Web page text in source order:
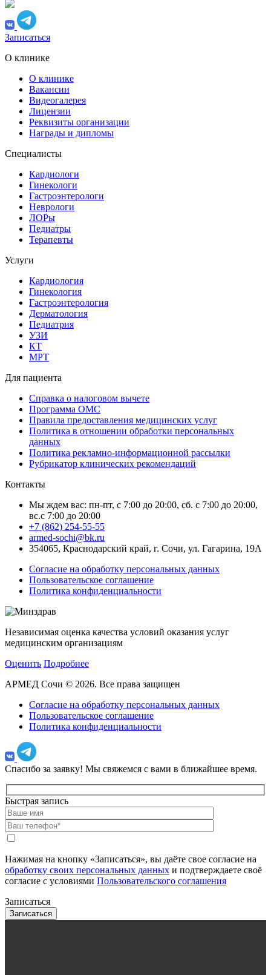
Записаться
О клинике
О клинике
Вакансии
Видеогалерея
Лицензии
Реквизиты организации
Награды и дипломы
Специалисты
Кардиологи
Гинекологи
Гастроэнтерологи
Неврологи
ЛОРы
Педиатры
Терапевты
Услуги
Кардиология
Гинекология
Гастроэнтерология
Дерматология
Педиатрия
УЗИ
КТ
МРТ
Для пациента
Справка о налоговом вычете
Программа ОМС
Правила предоставления медицинских услуг
Политика в отношении обработки персональных
данных
Политика рекламно-информационной рассылки
Рубрикатор клинических рекомендаций
Контакты
Мы ждем вас: пн-пт, с 7:00 до 20:00, сб. с 7:00 до 20:00,
вс.с 7:00 до 20:00
+7 (862) 254-55-55
armed-sochi@bk.ru
354065, Краснодарский край, г. Сочи, ул. Гагарина, 19А
Согласие на обработку персональных данных
Пользовательское соглашение
Политика конфиденциальности
Независимая оценка качества условий оказания услуг
медицинским организациям
Оценить Подробнее
АРМЕД Сочи © 2026. Все права защищен
Согласие на обработку персональных данных
Пользовательское соглашение
Политика конфиденциальности
Спасибо за заявку! Мы свяжемся с вами в ближайшее время.
Быстрая запись
Нажимая на кнопку «Записаться», вы даёте свое согласие на
обработку своих персональных данных и подтверждаете своё
согласие с условиями Пользовательского соглашения
Записаться